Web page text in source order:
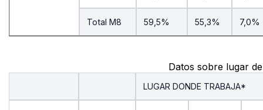
Total M8 59,5% 55,3% 7,0%
Datos sobre lugar
LUGAR DONDE TRABAJA*